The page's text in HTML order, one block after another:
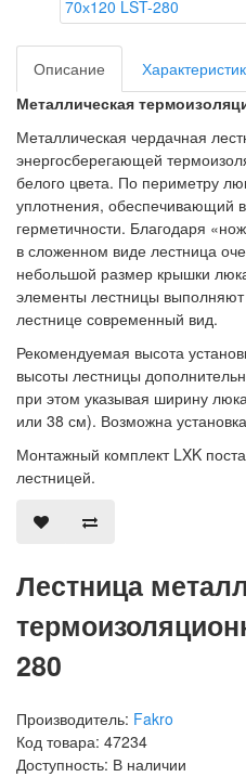
Описание
Металлическая
Металлическая чердачная
энергосберегающей
белого цвета. По периметру
уплотнения, обеспечивающий
герметичности. Благодаря
в сложенном виде лестница
небольшой размер крышки
элементы лестницы
лестнице современный вид.
Рекомендуемая высота
высоты лестницы
при этом указывая ширину
или 38 см). Возможна
Монтажный комплект LXK
лестницей.
Лестница
280
Производитель: Fakro
Код товара: 47234
Доступность: В наличии